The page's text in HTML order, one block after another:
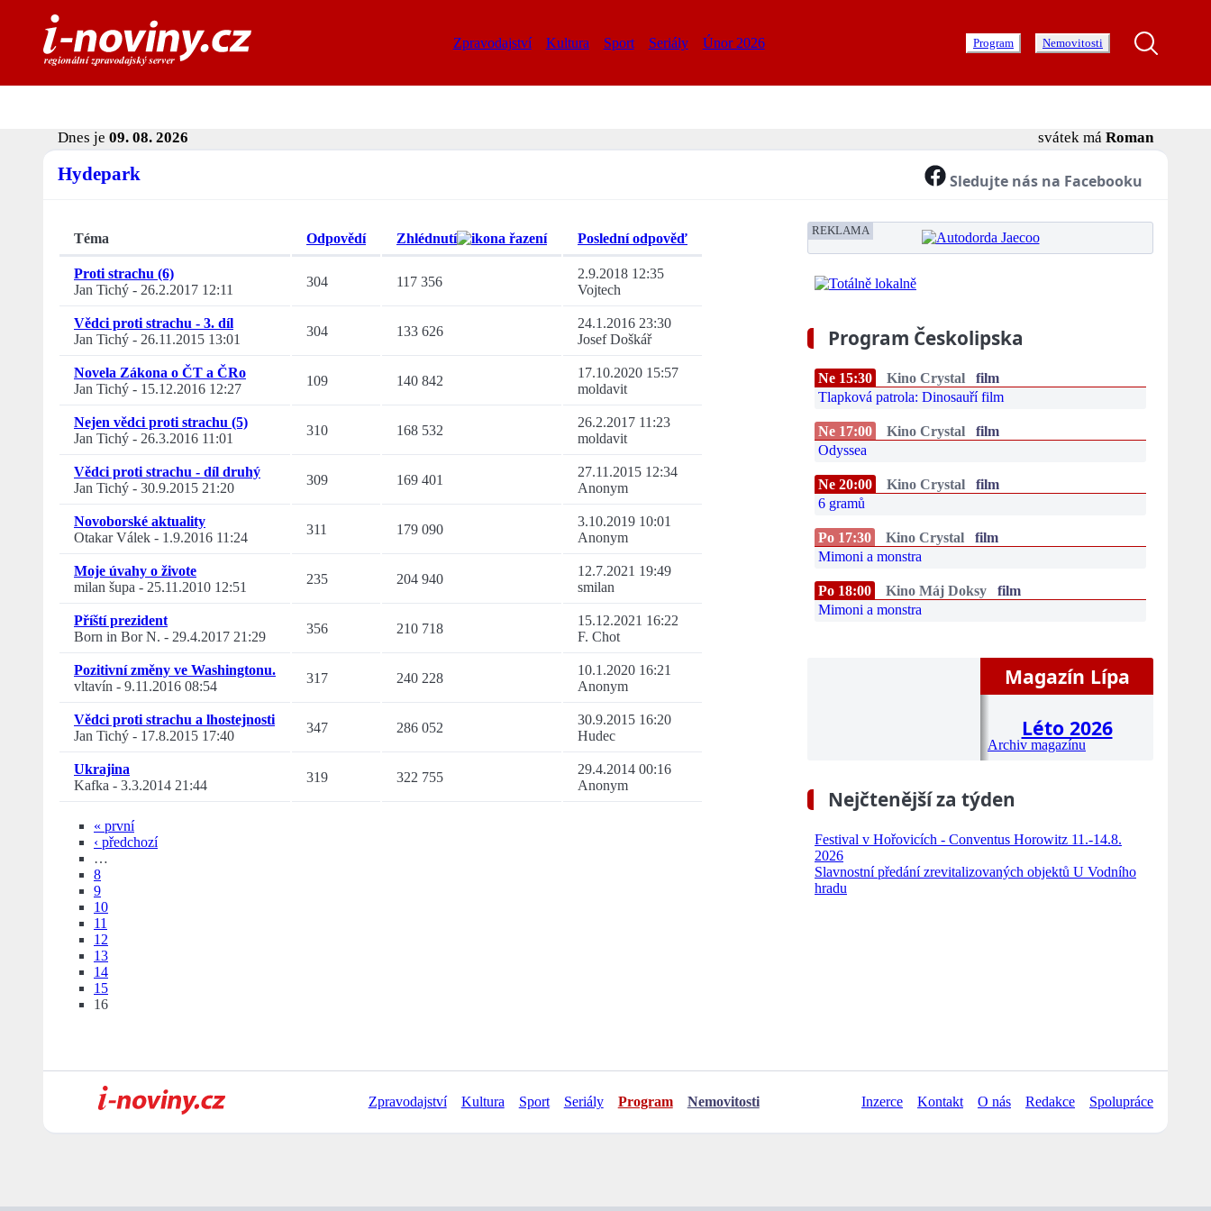
Zpravodajství Kultura Sport Seriály Únor 2026 Program Nemovitosti
Dnes je 09. 08. 2026 svátek má Roman
Hydepark Sledujte nás na Facebooku
Téma Odpovědí Zhlédnutí Poslední odpověď
Proti strachu (6)
Jan Tichý - 26.2.2017 12:11
304 117 356
2.9.2018 12:35
Vojtech
Vědci proti strachu - 3. díl
Jan Tichý - 26.11.2015 13:01
304 133 626
24.1.2016 23:30
Josef Doškář
Novela Zákona o ČT a ČRo
Jan Tichý - 15.12.2016 12:27
109 140 842
17.10.2020 15:57
moldavit
Nejen vědci proti strachu (5)
Jan Tichý - 26.3.2016 11:01
310 168 532
26.2.2017 11:23
moldavit
Vědci proti strachu - díl druhý
Jan Tichý - 30.9.2015 21:20
309 169 401
27.11.2015 12:34
Anonym
Novoborské aktuality
Otakar Válek - 1.9.2016 11:24
311 179 090
3.10.2019 10:01
Anonym
Moje úvahy o živote
milan šupa - 25.11.2010 12:51
235 204 940
12.7.2021 19:49
smilan
Příští prezident
Born in Bor N. - 29.4.2017 21:29
356 210 718
15.12.2021 16:22
F. Chot
Pozitivní změny ve Washingtonu.
vltavín - 9.11.2016 08:54
317 240 228
10.1.2020 16:21
Anonym
Vědci proti strachu a lhostejnosti
Jan Tichý - 17.8.2015 17:40
347 286 052
30.9.2015 16:20
Hudec
Ukrajina
Kafka - 3.3.2014 21:44
319 322 755
29.4.2014 00:16
Anonym
« první
‹ předchozí
…
8
9
10
11
12
13
14
15
16
REKLAMA
Program Českolipska
Ne 15:30 Kino Crystal
film
Tlapková patrola: Dinosauří film
Ne 17:00 Kino Crystal
film
Odyssea
Ne 20:00 Kino Crystal
film
6 gramů
Po 17:30 Kino Crystal
film
Mimoni a monstra
Po 18:00 Kino Máj Doksy
film
Mimoni a monstra
Magazín Lípa
Léto 2026
Archiv magazínu
Nejčtenější za týden
Festival v Hořovicích - Conventus Horowitz 11.-14.8.
2026
Slavnostní předání zrevitalizovaných objektů U Vodního
hradu
Zpravodajství Kultura Sport Seriály Program Nemovitosti Inzerce Kontakt O nás Redakce Spolupráce